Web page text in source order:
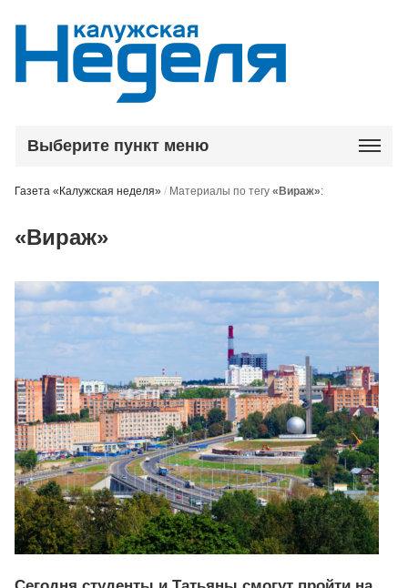
Выберите пункт меню
Газета «Калужская неделя» / Материалы по тегу«Вираж»:
«Вираж»